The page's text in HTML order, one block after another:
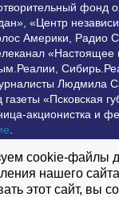
фонд
«Центр
Америки, Радио
«Настоящее
Людмила
«Псковская
акционистка и
.
и охраняются
сайта
на
cookie-файлы
нашего
этот сайт, вы